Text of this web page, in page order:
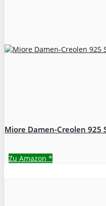
Miore Damen-Creolen 925
Zu Amazon *